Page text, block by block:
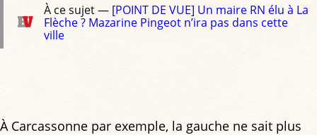
À ce sujet — [POINT DE VUE] Un maire RN élu à La
Flèche ? Mazarine Pingeot n’ira pas dans cette
ville
À Carcassonne par exemple, la gauche ne sait plus